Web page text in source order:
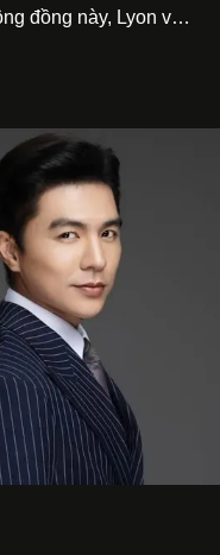
đồng này, Lyon và
mang tên Lắng